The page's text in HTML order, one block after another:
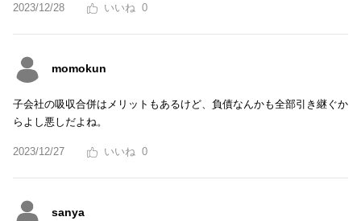
2023/12/28 0
momokun
子会社の吸収合併はメリットもあるけど、負債なんかも全部引き継ぐか
らよし悪しだよね。
2023/12/27 0
sanya